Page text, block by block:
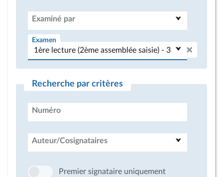
Examiné par
Examen
Recherche par critères
Numéro
Auteur/Cosignataires
Premier signataire uniquement